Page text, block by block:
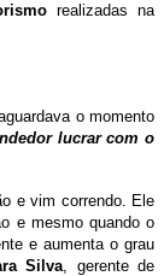
realizadas na
o momento
lucrar com o
e vim correndo. Ele
e mesmo quando o
e aumenta o grau
Silva, gerente de